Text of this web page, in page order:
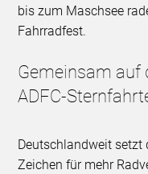
bis zum Maschsee
Fahrradfest.
Gemeinsam auf
ADFC-
Deutschlandweit setzt
Zeichen für mehr